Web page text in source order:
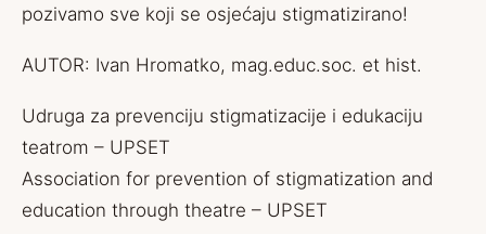
pozivamo sve koji se osjećaju stigmatizirano!
AUTOR: Ivan Hromatko, mag.educ.soc. et hist.
Udruga za prevenciju stigmatizacije i edukaciju
teatrom – UPSET
Association for prevention of stigmatization and
education through theatre – UPSET